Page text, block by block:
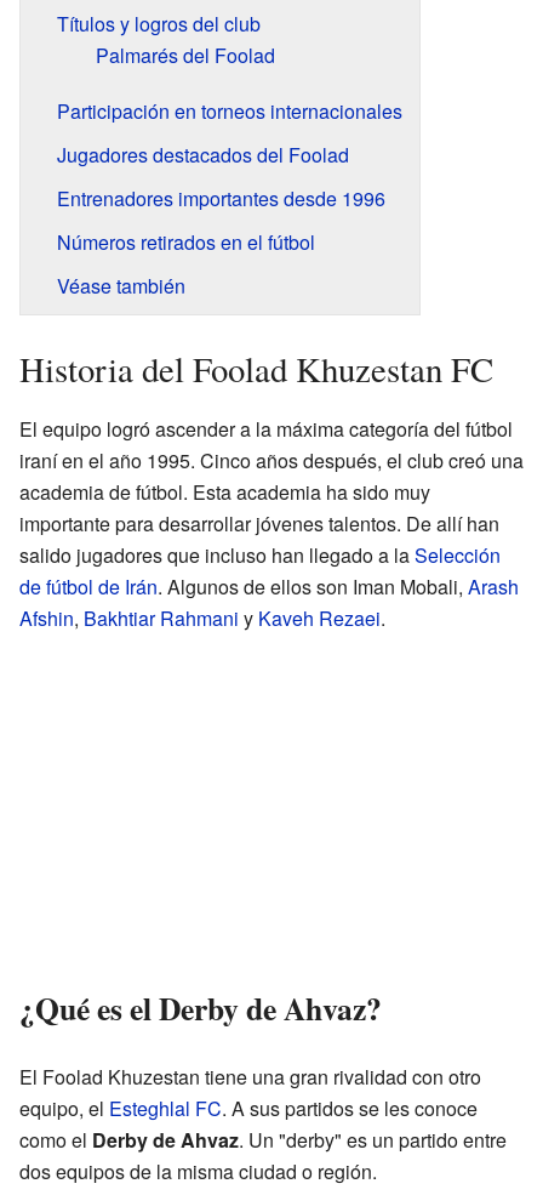
Títulos y logros del club
Palmarés del Foolad
Participación en torneos internacionales
Jugadores destacados del Foolad
Entrenadores importantes desde 1996
Números retirados en el fútbol
Véase también
Historia del Foolad Khuzestan FC
El equipo logró ascender a la máxima categoría del fútbol
iraní en el año 1995. Cinco años después, el club creó una
academia de fútbol. Esta academia ha sido muy
importante para desarrollar jóvenes talentos. De allí han
salido jugadores que incluso han llegado a laSelección
de fútbol de Irán. Algunos de ellos son Iman Mobali, Arash
Afshin, Bakhtiar Rahmani y Kaveh Rezaei.
¿Qué es el Derby de Ahvaz?
El Foolad Khuzestan tiene una gran rivalidad con otro
equipo, el Esteghlal FC. A sus partidos se les conoce
como el Derby de Ahvaz. Un "derby" es un partido entre
dos equipos de la misma ciudad o región.